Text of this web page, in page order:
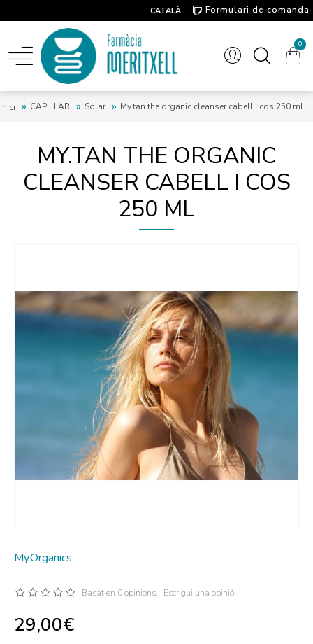
CATALÀ
Formulari de comanda
0
Inici CAPIL·LAR Solar My.tan the organic cleanser cabell i cos 250 ml
MY.TAN THE ORGANIC
CLEANSER CABELL I COS
250 ML
My.Organics
Basat en 0 opinions. Escrigui una opinió
29,00€